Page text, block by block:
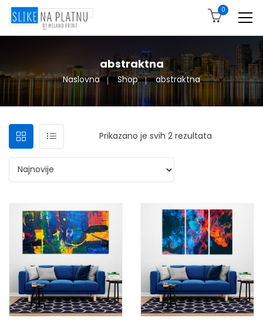
0
abstraktna
Naslovna Shop abstraktna
Prikazano je svih 2 rezultata